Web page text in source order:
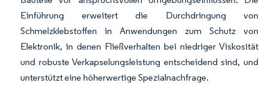
Einführung erweitert die Durchdringung von
Schmelzklebstoffen in Anwendungen zum Schutz von
Elektronik, in denen Fließverhalten bei niedriger Viskosität
und robuste Verkapselungsleistung entscheidend sind, und
unterstützt eine höherwertige Spezialnachfrage.